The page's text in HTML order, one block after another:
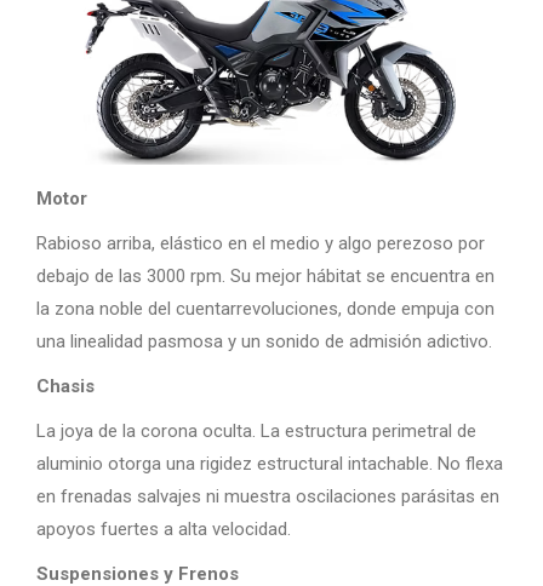
Motor
Rabioso arriba, elástico en el medio y algo perezoso por
debajo de las 3000 rpm. Su mejor hábitat se encuentra en
la zona noble del cuentarrevoluciones, donde empuja con
una linealidad pasmosa y un sonido de admisión adictivo.
Chasis
La joya de la corona oculta. La estructura perimetral de
aluminio otorga una rigidez estructural intachable. No flexa
en frenadas salvajes ni muestra oscilaciones parásitas en
apoyos fuertes a alta velocidad.
Suspensiones y Frenos